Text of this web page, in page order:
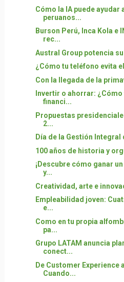
Cómo la IA puede
peruanos...
Burson Perú, Inca Kola e
rec...
Austral Group potencia
¿Cómo tu teléfono evita
Con la llegada de la
Invertir o ahorrar:
financi...
Propuestas
2...
Día de la Gestión
100 años de historia y
¡Descubre cómo ganar
y...
Creatividad, arte e
Empleabilidad joven:
e...
Como en tu propia
pa...
Grupo LATAM anuncia
conect...
De Customer Experience
Cuando...